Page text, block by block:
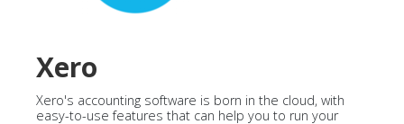
Xero
Xero's accounting software is born in the cloud, with
easy-to-use features that can help you to run your